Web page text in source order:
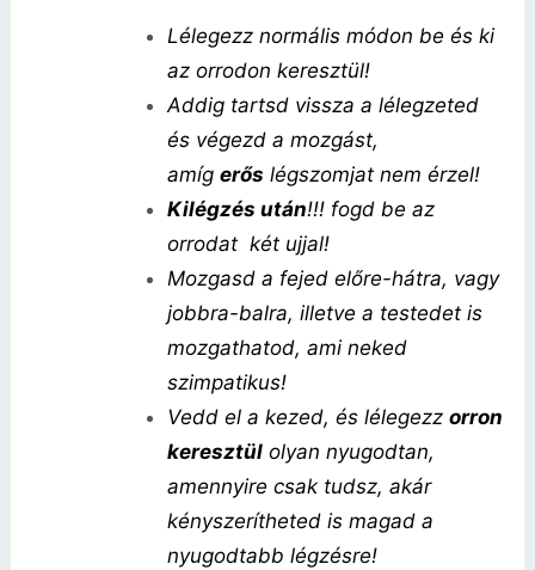
Lélegezz normális módon be és ki
az orrodon keresztül!
Addig tartsd vissza a lélegzeted
és végezd a mozgást,
amíg erős légszomjat nem érzel!
Kilégzés után!!! fogd be az
orrodat két ujjal!
Mozgasd a fejed előre-hátra, vagy
jobbra-balra, illetve a testedet is
mozgathatod, ami neked
szimpatikus!
Vedd el a kezed, és lélegezz orron
keresztülolyan nyugodtan,
amennyire csak tudsz, akár
kényszerítheted is magad a
nyugodtabb légzésre!